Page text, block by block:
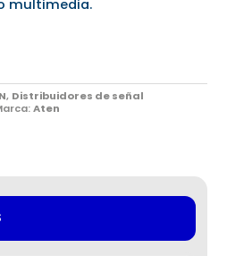
multimedia.
, Distribuidores de señal
Aten